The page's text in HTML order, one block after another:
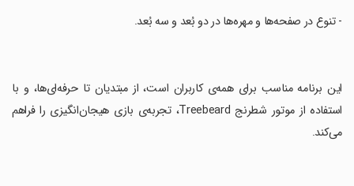
‏- تنوع در صفحه‌ها و مهره‌ها در دو بُعد و سه بُعد.
‏این برنامه مناسب برای همه‌ی کاربران است، از مبتدیان تا حرفه‌ای‌ها، و با
استفاده از موتور شطرنج Treebeard، تجربه‌ی بازی هیجان‌انگیزی را فراهم
می‌کند.